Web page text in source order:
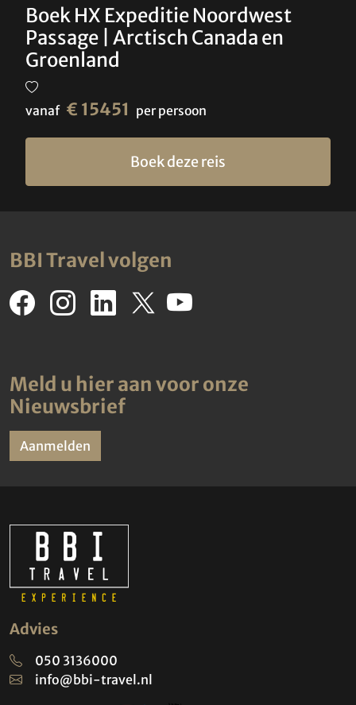
Boek HX Expeditie Noordwest
Passage | Arctisch Canada en
Groenland
vanaf € 15451 per persoon
Boek deze reis
BBI Travel volgen
Meld u hier aan voor onze
Nieuwsbrief
Aanmelden
Advies
050 3136000
info@bbi-travel.nl